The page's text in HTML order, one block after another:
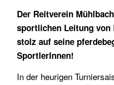
Der Reitverein
sportlichen Leitung von
stolz auf seine
SportlerInnen!
In der heurigen